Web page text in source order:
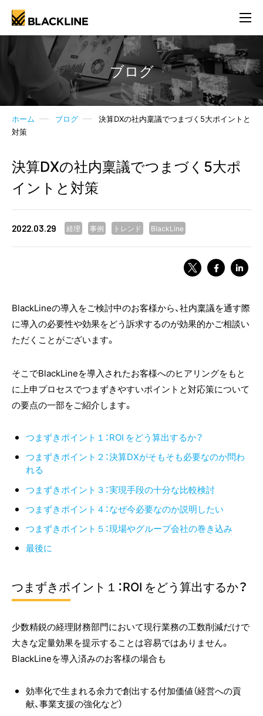
ブログ
ホーム ブログ
決算DXの社内稟議でつまづく5大ポイントと
対策
決算DXの社内稟議でつまづく5大ポ
イントと対策
2022.03.29 経理 事例 トレンド BlackLine
BlackLineの導入をご検討中のお客様から、社内稟議を通す際
に導入の必要性や効果をどう訴求するのが効果的かご相談い
ただくことがございます。
そこでBlackLineを導入されたお客様へのヒアリングをもと
に上申プロセスでつまずきやすいポイントと対応策について
の要点の一部をご紹介します。
つまずきポイント１：ROI をどう算出するか？
つまずきポイント２：決算DXがそもそも必要なのか問わ
れる
つまずきポイント３：実現手段の十分な比較検討
つまずきポイント４：なぜ今必要なのか説明したい
つまずきポイント５：現場やグループ会社の巻き込み
最後に
つまずきポイント１：ROI をどう算出するか？
少数精鋭の経理財務部門において現行業務の工数削減だけで
大きな定量効果を提示することは容易ではありません。
BlackLineを導入済みのお客様の場合も
効率化で生まれる余力で創出する付加価値（経営への貢
献、事業支援の強化など）